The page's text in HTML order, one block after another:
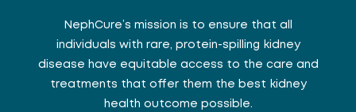
NephCure’s mission is to ensure that all
individuals with rare, protein-spilling kidney
disease have equitable access to the care and
treatments that offer them the best kidney
health outcome possible.